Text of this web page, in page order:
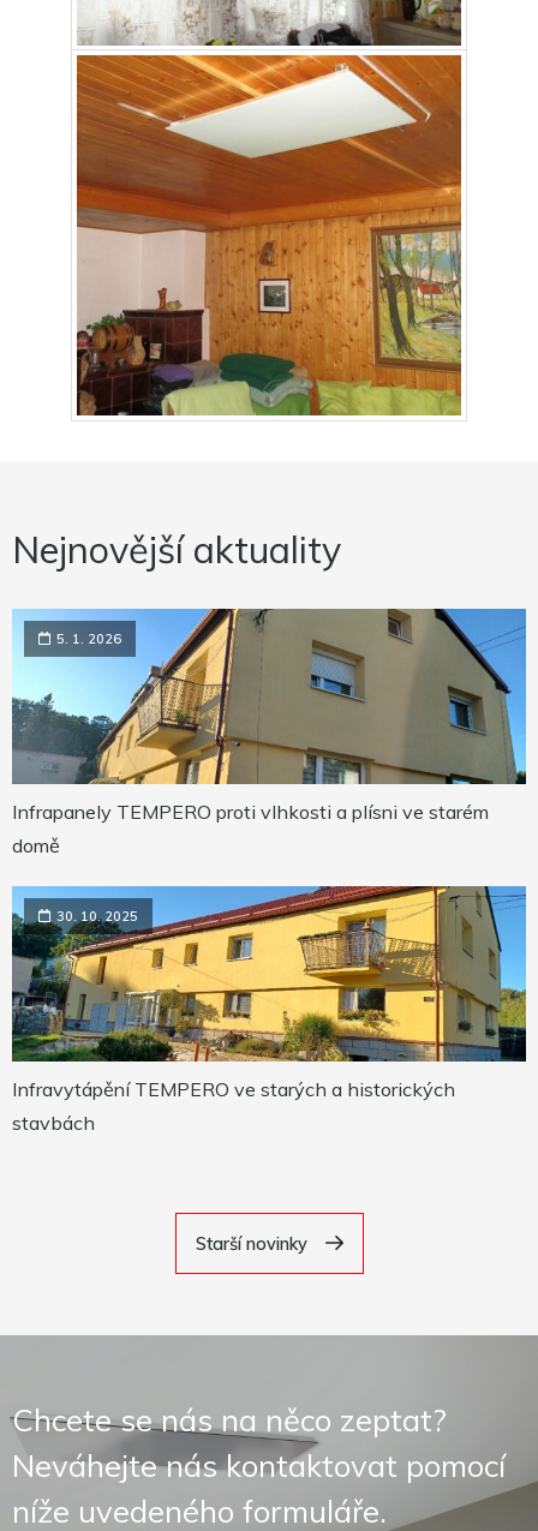
Nejnovější aktuality
5. 1. 2026
Infrapanely TEMPERO proti vlhkosti a plísni ve starém
domě
30. 10. 2025
Infravytápění TEMPERO ve starých a historických
stavbách
Starší novinky
Chcete se nás na něco zeptat?
Neváhejte nás kontaktovat pomocí
níže uvedeného formuláře.